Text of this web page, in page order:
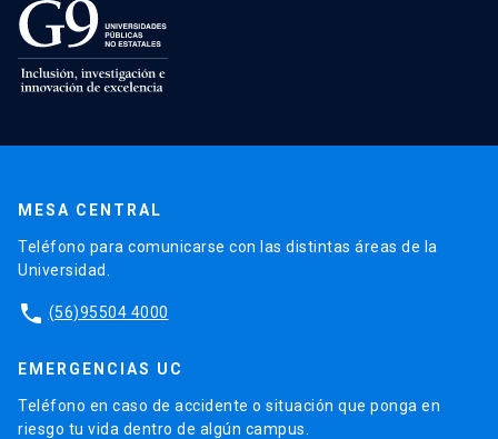
MESA CENTRAL
Teléfono para comunicarse con las distintas áreas de la
Universidad.
phone (56)95504 4000
EMERGENCIAS UC
Teléfono en caso de accidente o situación que ponga en
riesgo tu vida dentro de algún campus.